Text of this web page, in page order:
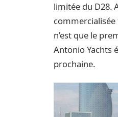
limitée du D28.
commercialisée
n’est que le
Antonio Yachts
prochaine.